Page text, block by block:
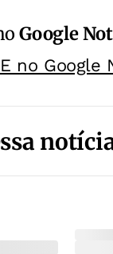
Google
no Google